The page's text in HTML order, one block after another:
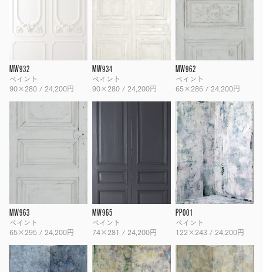
MW932
ペイント
90×280 / 24,200円
MW934
ペイント
90×280 / 24,200円
MW962
ペイント
65×286 / 24,200円
MW963
ペイント
65×295 / 24,200円
MW965
ペイント
74×281 / 24,200円
PP001
ペイント
122×243 / 24,200円